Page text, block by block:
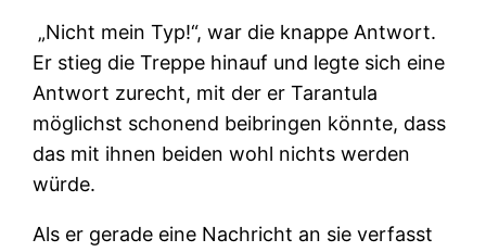
„Nicht mein Typ!“, war die knappe Antwort.
Er stieg die Treppe hinauf und legte sich eine
Antwort zurecht, mit der er Tarantula
möglichst schonend beibringen könnte, dass
das mit ihnen beiden wohl nichts werden
würde.
Als er gerade eine Nachricht an sie verfasst